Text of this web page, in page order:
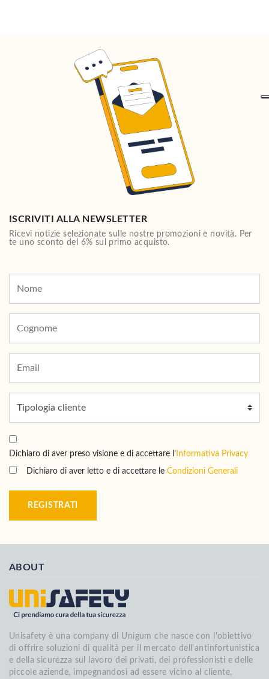
ISCRIVITI ALLA NEWSLETTER
Ricevi notizie selezionate sulle nostre promozioni e novità. Per
te uno sconto del 6% sul primo acquisto.
Dichiaro di aver preso visione e di accettare l’ Informativa Privacy
Dichiaro di aver letto e di accettare le Condizioni Generali
REGISTRATI
ABOUT
Unisafety è una company di Unigum che nasce con l'obiettivo
di offrire soluzioni di qualità per il mercato dell'antinfortunistica
e della sicurezza sul lavoro dei privati, dei professionisti e delle
piccole aziende, impegnandosi ad essere vicino al cliente,